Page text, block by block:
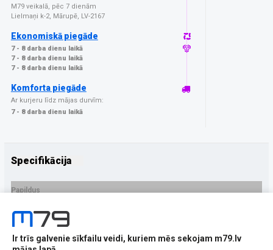
M79 veikalā, pēc 7 dienām
Lielmaņi k-2, Mārupē, LV-2167
Ekonomiskā piegāde
7 - 8 darba dienu laikā
7 - 8 darba dienu laikā
7 - 8 darba dienu laikā
Komforta piegāde
Ar kurjeru līdz mājas durvīm:
7 - 8 darba dienu laikā
Specifikācija
Papildus
Ražotājs
PRECES APRAKSTS
EAN - 6902048287792
Ir trīs galvenie sīkfailu veidi, kuriem mēs sekojam m79.lv